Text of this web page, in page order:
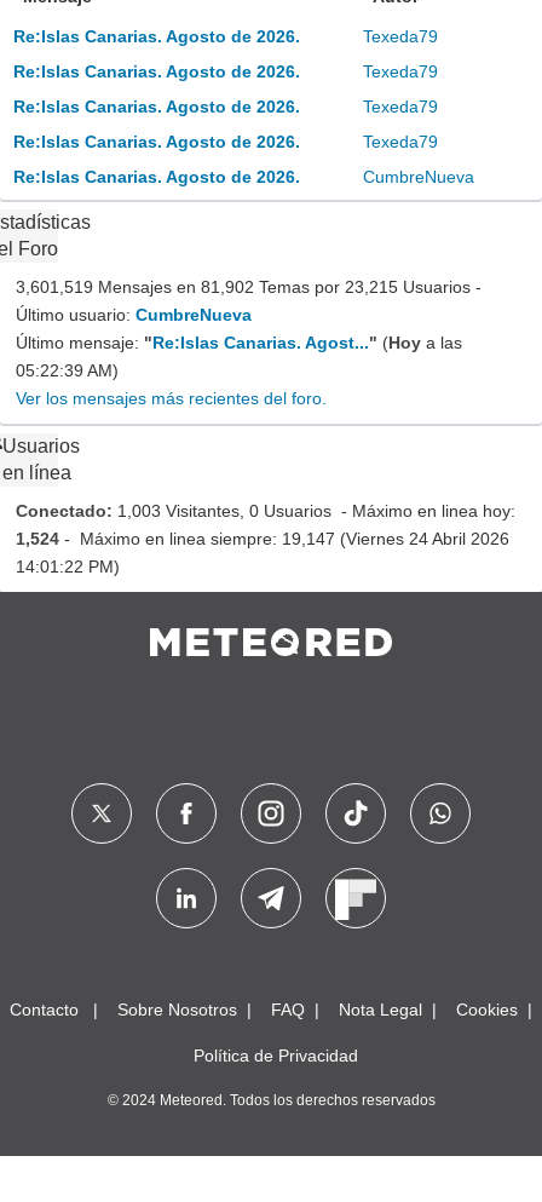
Re:Islas Canarias. Agosto de 2026.
Texeda79
Re:Islas Canarias. Agosto de 2026.
Texeda79
Re:Islas Canarias. Agosto de 2026.
Texeda79
Re:Islas Canarias. Agosto de 2026.
Texeda79
Re:Islas Canarias. Agosto de 2026.
CumbreNueva
Foro
3,601,519 Mensajes en 81,902 Temas por 23,215 Usuarios -
Último usuario: CumbreNueva
Último mensaje: "Re:Islas Canarias. Agost..." (Hoy a las
05:22:39 AM)
Ver los mensajes más recientes del foro.
Usuarios
en línea
Conectado: 1,003 Visitantes, 0 Usuarios - Máximo en linea hoy:
1,524 - Máximo en linea siempre: 19,147 (Viernes 24 Abril 2026
14:01:22 PM)
Contacto Sobre Nosotros FAQ Nota Legal Cookies
Política de Privacidad
© 2024 Meteored. Todos los derechos reservados